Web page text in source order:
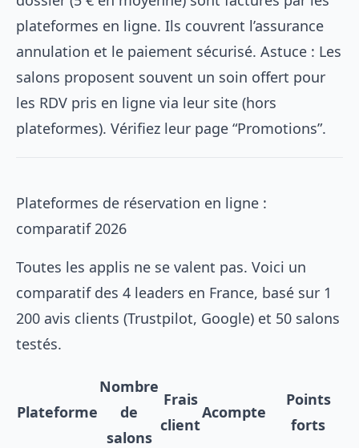
plateformes en ligne. Ils couvrent l’assurance
annulation et le paiement sécurisé. Astuce : Les
salons proposent souvent un soin offert pour
les RDV pris en ligne via leur site (hors
plateformes). Vérifiez leur page “Promotions”.
Plateformes de réservation en ligne :
comparatif 2026
Toutes les applis ne se valent pas. Voici un
comparatif des 4 leaders en France, basé sur 1
200 avis clients (Trustpilot, Google) et 50 salons
testés.
Plateforme
Nombre
de
salons
Frais
client
Acompte
Points
forts